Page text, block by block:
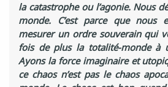
la catastrophe ou l’agonie. Nous
monde. C’est parce que nous
mesurer un ordre souverain qui
fois de plus la totalité-monde à
Ayons la force imaginaire et
ce chaos n’est pas le chaos